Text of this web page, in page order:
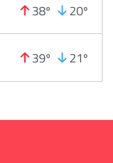
38º 20º
39º 21º